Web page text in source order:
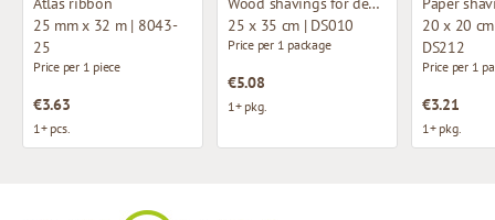
25 mm x 32 m | 8043-
25
Price per 1 piece
€3.63
1+ pcs.
25 x 35 cm | DS010
Price per 1 package
€5.08
1+ pkg.
20 x 20
DS212
Price per 1
€3.21
1+ pkg.